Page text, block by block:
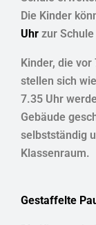
Die Kinder
Uhr zur
Kinder, die
stellen sich
7.35 Uhr
Gebäude
selbstständig
Klassenraum.
Gestaffelte